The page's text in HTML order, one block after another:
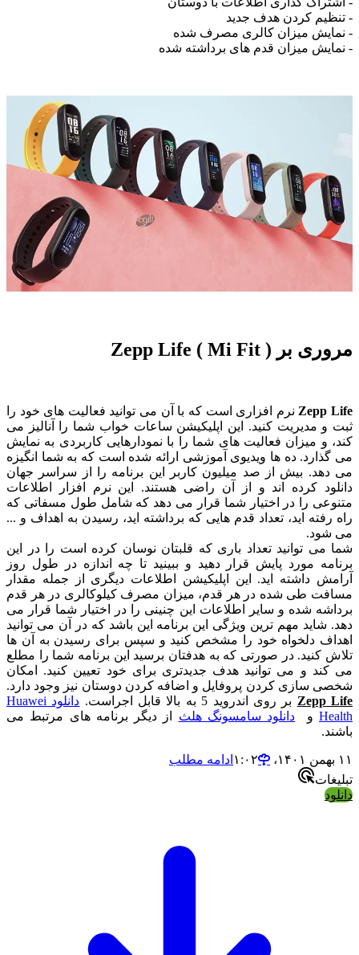
- تنظیم کردن هدف جدید
- نمایش میزان کالری مصرف شده
- نمایش میزان قدم های برداشته شده
مروری بر Zepp Life ( Mi Fit )
Zepp Life نرم افزاری است که با آن می توانید فعالیت های خود را
ثبت و مدیریت کنید. این اپلیکیشن ساعات خواب شما را آنالیز می
کند، و میزان فعالیت های شما را با نمودارهایی کاربردی به نمایش
می گذارد. ده ها ویدیوی آموزشی ارائه شده است که به شما انگیزه
می دهد. بیش از صد میلیون کاربر این برنامه را از سراسر جهان
دانلود کرده اند و از آن راضی هستند. این نرم افزار اطلاعات
متنوعی را در اختیار شما قرار می دهد که شامل طول مسفاتی که
راه رفته اید، تعداد قدم هایی که برداشته اید، رسیدن به اهداف و ...
می شود.
شما می توانید تعداد باری که قلبتان نوسان کرده است را در این
برنامه مورد پایش قرار دهید و ببینید تا چه اندازه در طول روز
آرامش داشته اید. این اپلیکیشن اطلاعات دیگری از جمله مقدار
مسافت طی شده در هر قدم، میزان مصرف کیلوکالری در هر قدم
برداشه شده و سایر اطلاعات این چنینی را در اختیار شما قرار می
دهد. شاید مهم ترین ویژگی این برنامه این باشد که در آن می توانید
اهداف دلخواه خود را مشخص کنید و سپس برای رسیدن به آن ها
تلاش کنید. در صورتی که به هدفتان برسید این برنامه شما را مطلع
می کند و می توانید هدف جدیدتری برای خود تعیین کنید. امکان
شخصی سازی کردن پروفایل و اضافه کردن دوستان نیز وجود دارد.
Zepp Life بر روی اندروید 5 به بالا قابل اجراست.
دانلود Huawei
Healthو دانلود سامسونگ هلث از دیگر برنامه های مرتبط می
باشند.
۱۱ بهمن ۱۴۰۱،‏ ۱:۰۲
ادامه مطلب
تبلیغات
دانلود